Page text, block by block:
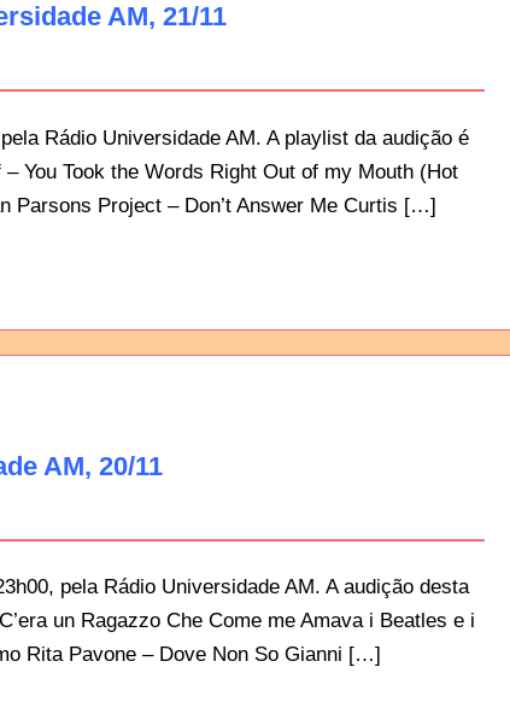
AM, 21/11
Rádio Universidade AM. A playlist da audição é
You Took the Words Right Out of my Mouth (Hot
Parsons Project – Don’t Answer Me Curtis […]
AM, 20/11
pela Rádio Universidade AM. A audição desta
un Ragazzo Che Come me Amava i Beatles e i
Rita Pavone – Dove Non So Gianni […]